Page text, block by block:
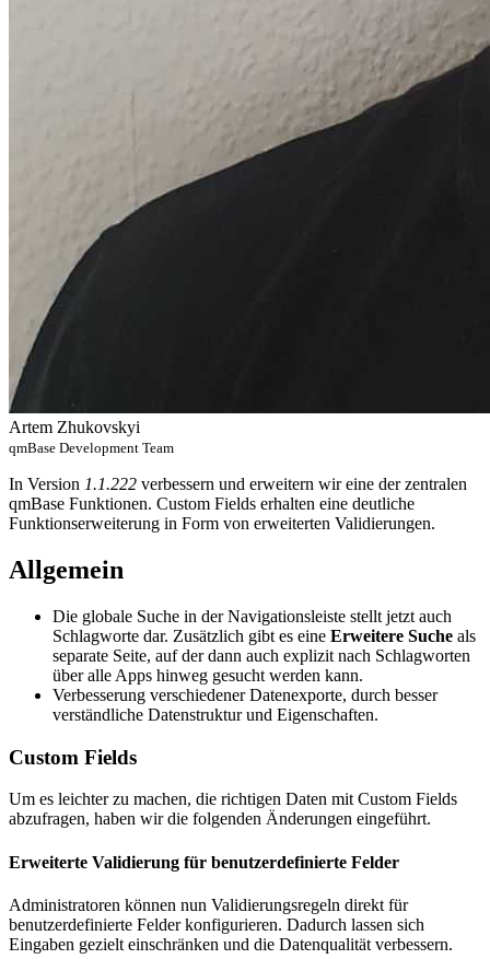
Artem Zhukovskyi
qmBase Development Team
In Version 1.1.222 verbessern und erweitern wir eine der zentralen
qmBase Funktionen. Custom Fields erhalten eine deutliche
Funktionserweiterung in Form von erweiterten Validierungen.
Allgemein
Die globale Suche in der Navigationsleiste stellt jetzt auch
Schlagworte dar. Zusätzlich gibt es eine Erweitere Suche als
separate Seite, auf der dann auch explizit nach Schlagworten
über alle Apps hinweg gesucht werden kann.
Verbesserung verschiedener Datenexporte, durch besser
verständliche Datenstruktur und Eigenschaften.
Custom Fields
Um es leichter zu machen, die richtigen Daten mit Custom Fields
abzufragen, haben wir die folgenden Änderungen eingeführt.
Erweiterte Validierung für benutzerdefinierte Felder
Administratoren können nun Validierungsregeln direkt für
benutzerdefinierte Felder konfigurieren. Dadurch lassen sich
Eingaben gezielt einschränken und die Datenqualität verbessern.